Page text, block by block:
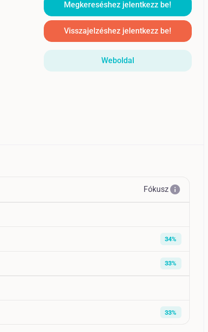
Megkereséshez jelentkezz be!
Visszajelzéshez jelentkezz be!
Weboldal
Fókuszinfo
34%
33%
33%